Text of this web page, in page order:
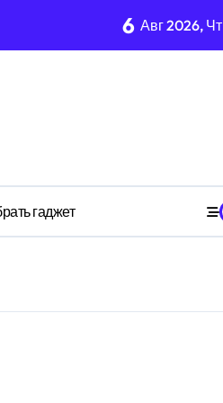
индивидуума
6 Авг 2026, Чт
гаджет